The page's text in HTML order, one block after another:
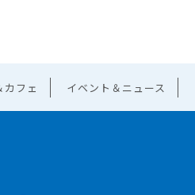
カフェ イベント＆ニュース